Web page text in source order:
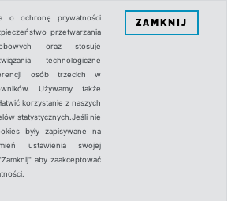
o ochronę prywatności
przetwarzania
oraz stosuje
technologiczne
osób trzecich w
Używamy także
korzystanie z naszych
statystycznych.Jeśli nie
były zapisywane na
ustawienia swojej
aby zaakceptować
ZAMKNIJ